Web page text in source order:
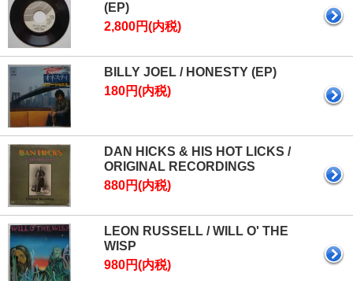
(EP)
2,800円(内税)
BILLY JOEL / HONESTY (EP)
180円(内税)
DAN HICKS & HIS HOT LICKS /
ORIGINAL RECORDINGS
880円(内税)
LEON RUSSELL / WILL O' THE
WISP
980円(内税)